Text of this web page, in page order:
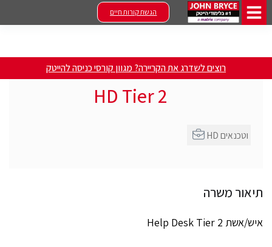
הגשת קורות חיים
רוצים לשדרג את הקריירה? מגוון קורסי כניסה להייטק
HD Tier 2
תיאור משרה
איש/אשת Help Desk Tier 2